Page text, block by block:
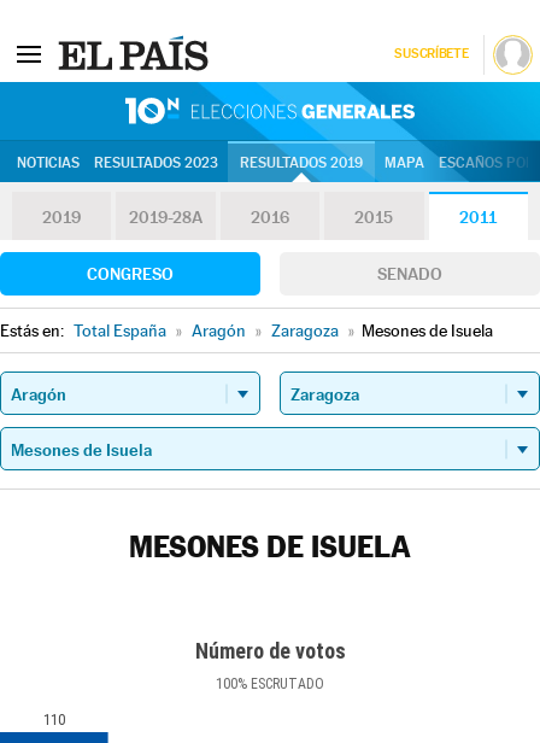
SUSCRÍBETE
NOTICIAS RESULTADOS 2023 RESULTADOS 2019 MAPA ESCAÑOS
2019 2019-28A 2016 2015 2011
CONGRESO SENADO
Estás en: Total España » Aragón » Zaragoza » Mesones de Isuela
MESONES DE ISUELA
Número de votos
100% ESCRUTADO
110